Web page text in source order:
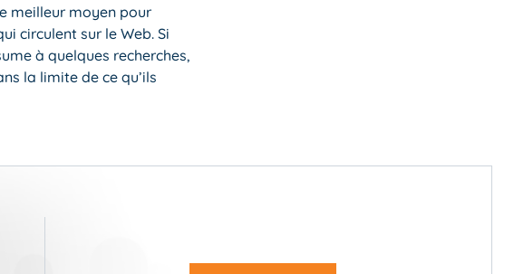
meilleur moyen pour
circulent sur le Web. Si
à quelques recherches,
la limite de ce qu’ils